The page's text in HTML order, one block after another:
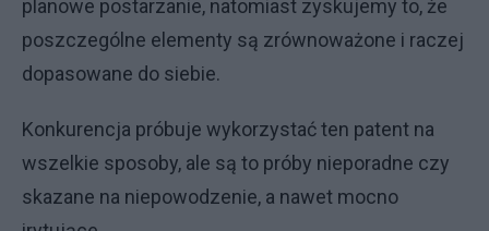
planowe postarzanie, natomiast zyskujemy to, że
poszczególne elementy są zrównoważone i raczej
dopasowane do siebie.
Konkurencja próbuje wykorzystać ten patent na
wszelkie sposoby, ale są to próby nieporadne czy
skazane na niepowodzenie, a nawet mocno